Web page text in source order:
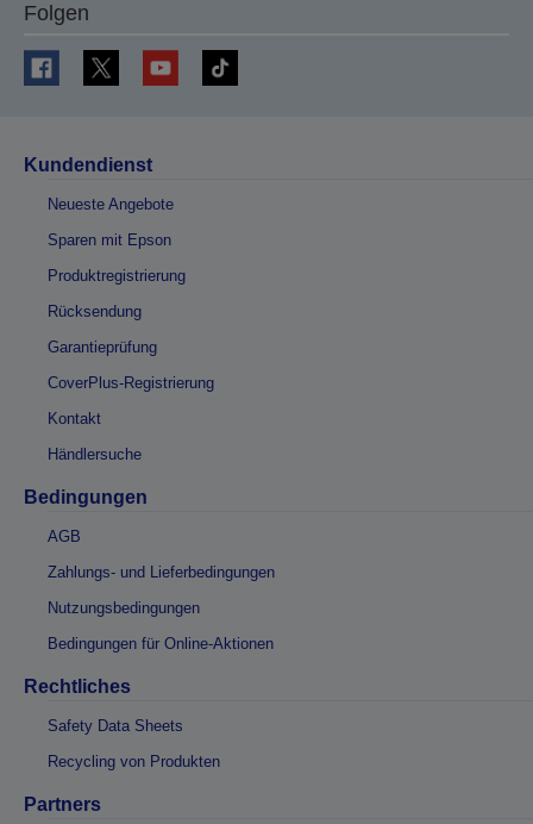
Folgen
Kundendienst
Neueste Angebote
Sparen mit Epson
Produktregistrierung
Rücksendung
Garantieprüfung
CoverPlus-Registrierung
Kontakt
Händlersuche
Bedingungen
AGB
Zahlungs- und Lieferbedingungen
Nutzungsbedingungen
Bedingungen für Online-Aktionen
Rechtliches
Safety Data Sheets
Recycling von Produkten
Partners